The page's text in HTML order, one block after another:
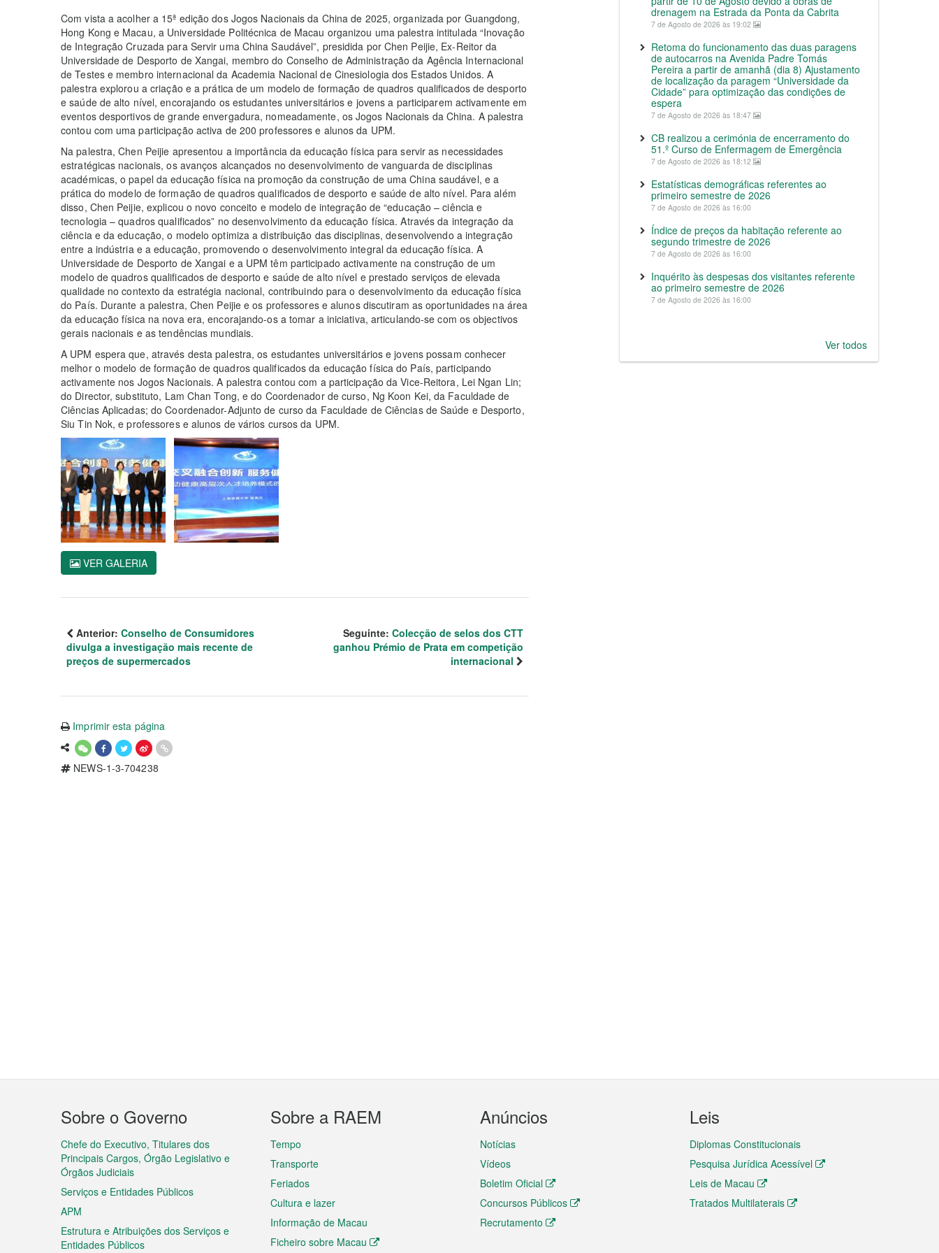
Com vista a acolher a 15ª edição dos Jogos Nacionais da China de 2025, organizada por Guangdong,
Hong Kong e Macau, a Universidade Politécnica de Macau organizou uma palestra intitulada “Inovação
de Integração Cruzada para Servir uma China Saudável”, presidida por Chen Peijie, Ex-Reitor da
Universidade de Desporto de Xangai, membro do Conselho de Administração da Agência Internacional
de Testes e membro internacional da Academia Nacional de Cinesiologia dos Estados Unidos. A
palestra explorou a criação e a prática de um modelo de formação de quadros qualificados de desporto
e saúde de alto nível, encorajando os estudantes universitários e jovens a participarem activamente em
eventos desportivos de grande envergadura, nomeadamente, os Jogos Nacionais da China. A palestra
contou com uma participação activa de 200 professores e alunos da UPM.
Na palestra, Chen Peijie apresentou a importância da educação física para servir as necessidades
estratégicas nacionais, os avanços alcançados no desenvolvimento de vanguarda de disciplinas
académicas, o papel da educação física na promoção da construção de uma China saudável, e a
prática do modelo de formação de quadros qualificados de desporto e saúde de alto nível. Para além
disso, Chen Peijie, explicou o novo conceito e modelo de integração de “educação – ciência e
tecnologia – quadros qualificados” no desenvolvimento da educação física. Através da integração da
ciência e da educação, o modelo optimiza a distribuição das disciplinas, desenvolvendo a integração
entre a indústria e a educação, promovendo o desenvolvimento integral da educação física. A
Universidade de Desporto de Xangai e a UPM têm participado activamente na construção de um
modelo de quadros qualificados de desporto e saúde de alto nível e prestado serviços de elevada
qualidade no contexto da estratégia nacional, contribuindo para o desenvolvimento da educação física
do País. Durante a palestra, Chen Peijie e os professores e alunos discutiram as oportunidades na área
da educação física na nova era, encorajando-os a tomar a iniciativa, articulando-se com os objectivos
gerais nacionais e as tendências mundiais.
A UPM espera que, através desta palestra, os estudantes universitários e jovens possam conhecer
melhor o modelo de formação de quadros qualificados da educação física do País, participando
activamente nos Jogos Nacionais. A palestra contou com a participação da Vice-Reitora, Lei Ngan Lin;
do Director, substituto, Lam Chan Tong, e do Coordenador de curso, Ng Koon Kei, da Faculdade de
Ciências Aplicadas; do Coordenador-Adjunto de curso da Faculdade de Ciências de Saúde e Desporto,
Siu Tin Nok, e professores e alunos de vários cursos da UPM.
VER GALERIA
Anterior: Conselho de Consumidores
divulga a investigação mais recente de
preços de supermercados
Seguinte: Colecção de selos dos CTT
ganhou Prémio de Prata em competição
internacional
Imprimir esta página
NEWS-1-3-704238
drenagem na Estrada da Ponta da Cabrita
7 de Agosto de 2026 às 19:02
Retoma do funcionamento das duas paragens
de autocarros na Avenida Padre Tomás
Pereira a partir de amanhã (dia 8) Ajustamento
de localização da paragem “Universidade da
Cidade” para optimização das condições de
espera
7 de Agosto de 2026 às 18:47
CB realizou a cerimónia de encerramento do
51.º Curso de Enfermagem de Emergência
7 de Agosto de 2026 às 18:12
Estatísticas demográficas referentes ao
primeiro semestre de 2026
7 de Agosto de 2026 às 16:00
Índice de preços da habitação referente ao
segundo trimestre de 2026
7 de Agosto de 2026 às 16:00
Inquérito às despesas dos visitantes referente
ao primeiro semestre de 2026
7 de Agosto de 2026 às 16:00
Ver todos
Menu
do
rodapé
Sobre o Governo
Chefe do Executivo, Titulares dos
Principais Cargos, Órgão Legislativo e
Órgãos Judiciais
Serviços e Entidades Públicos
APM
Estrutura e Atribuições dos Serviços e
Entidades Públicos
Sobre a RAEM
Tempo
Transporte
Feriados
Cultura e lazer
Informação de Macau
Ficheiro sobre Macau
Anúncios
Notícias
Vídeos
Boletim Oficial
Concursos Públicos
Recrutamento
Leis
Diplomas Constitucionais
Pesquisa Jurídica Acessível
Leis de Macau
Tratados Multilaterais